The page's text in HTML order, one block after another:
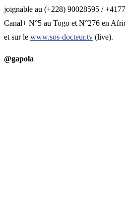
joignable au (+228) 90028595 /
Canal+ N°5 au Togo et N°276 en
et sur le www.sos-docteur.tv (live).
@gapola